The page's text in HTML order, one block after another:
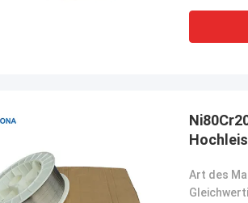
Art des